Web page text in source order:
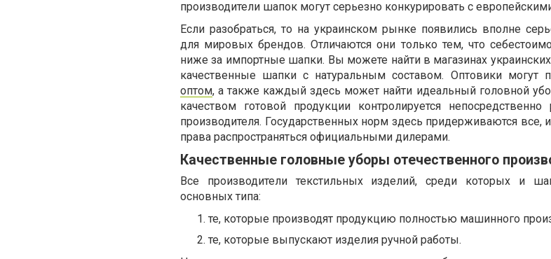
производители шапок могут серьезно конкурировать с
Если разобраться, то на украинском рынке появились вполне
для мировых брендов. Отличаются они только тем, что
ниже за импортные шапки. Вы можете найти в магазинах
качественные шапки с натуральным составом. Оптовики могут
оптом, а также каждый здесь может найти идеальный головной
качеством готовой продукции контролируется
производителя. Государственных норм здесь придерживаются все,
права распространяться официальными дилерами.
Качественные головные уборы отечественного
Все производители текстильных изделий, среди которых и
основных типа:
те, которые производят продукцию полностью машинного
те, которые выпускают изделия ручной работы.